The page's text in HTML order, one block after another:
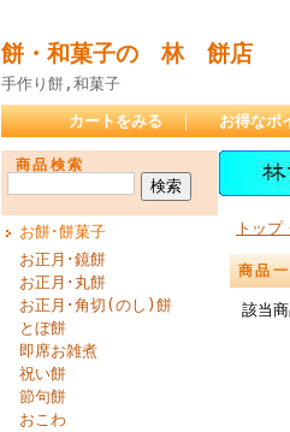
餅・和菓子の 林 餅店
手作り餅,和菓子
カートをみる ｜ お得なポ
商品検索
お餅･餅菓子
お正月･鏡餅
お正月･丸餅
お正月･角切(のし)餅
とぼ餅
即席お雑煮
祝い餅
節句餅
おこわ
トップ
商品
該当